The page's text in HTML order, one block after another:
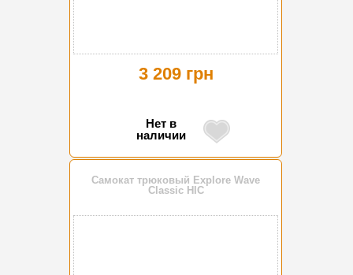
3 209 грн
Нет в
наличии
Самокат трюковый Explore Wave
Classic HIC